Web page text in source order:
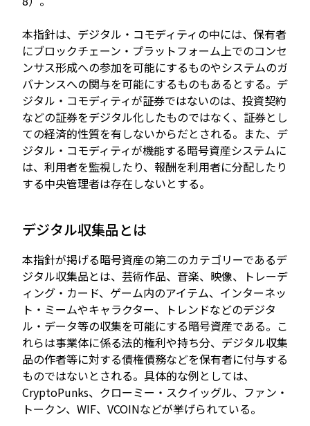
本指針は、デジタル・コモディティの中には、保有者
にブロックチェーン・プラットフォーム上でのコンセ
ンサス形成への参加を可能にするものやシステムのガ
バナンスへの関与を可能にするものもあるとする。デ
ジタル・コモディティが証券ではないのは、投資契約
などの証券をデジタル化したものではなく、証券とし
ての経済的性質を有しないからだとされる。また、デ
ジタル・コモディティが機能する暗号資産システムに
は、利用者を監視したり、報酬を利用者に分配したり
する中央管理者は存在しないとする。
デジタル収集品とは
本指針が掲げる暗号資産の第二のカテゴリーであるデ
ジタル収集品とは、芸術作品、音楽、映像、トレーデ
ィング・カード、ゲーム内のアイテム、インターネッ
ト・ミームやキャラクター、トレンドなどのデジタ
ル・データ等の収集を可能にする暗号資産である。こ
れらは事業体に係る法的権利や持ち分、デジタル収集
品の作者等に対する債権債務などを保有者に付与する
ものではないとされる。具体的な例としては、
CryptoPunks、クローミー・スクイッグル、ファン・
トークン、WIF、VCOINなどが挙げられている。